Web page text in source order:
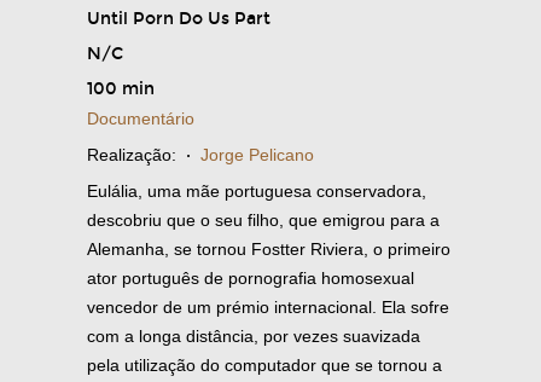
Until Porn Do Us Part
N/C
100 min
Documentário
Realização: · Jorge Pelicano
Eulália, uma mãe portuguesa conservadora,
descobriu que o seu filho, que emigrou para a
Alemanha, se tornou Fostter Riviera, o primeiro
ator português de pornografia homosexual
vencedor de um prémio internacional. Ela sofre
com a longa distância, por vezes suavizada
pela utilização do computador que se tornou a